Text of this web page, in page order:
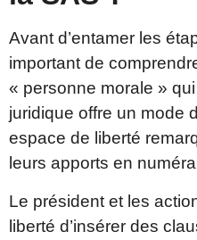
Avant d’entamer les
important de
« personne morale »
juridique offre un mode
espace de liberté
leurs apports en
Le président et les
liberté d’insérer des